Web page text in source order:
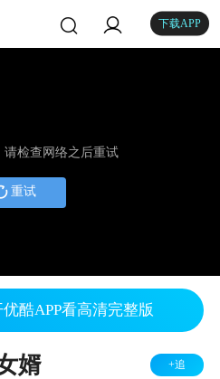
下载APP
请检查网络之后重试
重试
酷APP看高清完整版
婿 +追